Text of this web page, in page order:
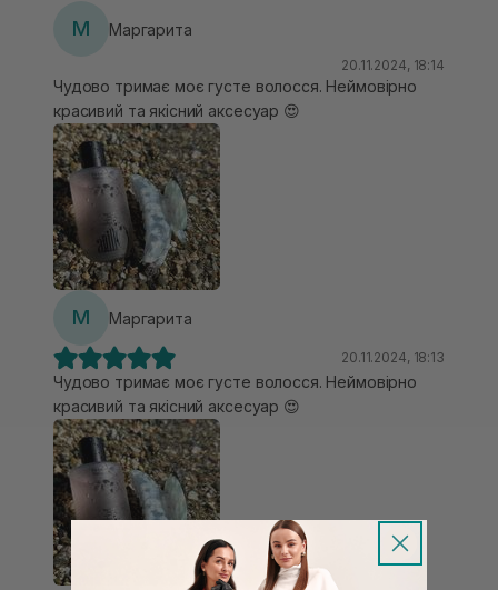
М Маргарита
20.11.2024, 18:14
Чудово тримає моє густе волосся. Неймовірно
красивий та якісний аксесуар 😍
М Маргарита
20.11.2024, 18:13
Чудово тримає моє густе волосся. Неймовірно
красивий та якісний аксесуар 😍